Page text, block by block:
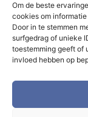
Om de beste
cookies om
Door in te stemmen
surfgedrag of unieke
toestemming geeft of
invloed hebben op